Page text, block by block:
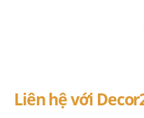
Liên hệ với